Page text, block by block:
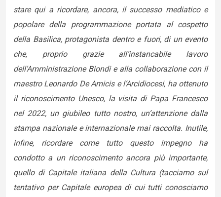
stare qui a ricordare, ancora, il successo mediatico e
popolare della programmazione portata al cospetto
della Basilica, protagonista dentro e fuori, di un evento
che, proprio grazie all’instancabile lavoro
dell’Amministrazione Biondi e alla collaborazione con il
maestro Leonardo De Amicis e l’Arcidiocesi, ha ottenuto
il riconoscimento Unesco, la visita di Papa Francesco
nel 2022, un giubileo tutto nostro, un’attenzione dalla
stampa nazionale e internazionale mai raccolta. Inutile,
infine, ricordare come tutto questo impegno ha
condotto a un riconoscimento ancora più importante,
quello di Capitale italiana della Cultura (tacciamo sul
tentativo per Capitale europea di cui tutti conosciamo